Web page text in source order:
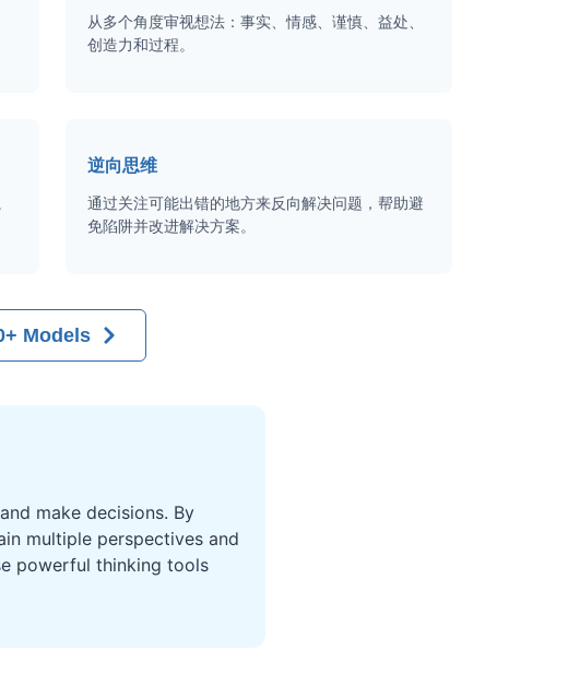
从多个角度审视想法：事实、情感、谨慎、益处、
创造力和过程。
逆向思维
通过关注可能出错的地方来反向解决问题，帮助避
免陷阱并改进解决方案。
Models
make decisions. By
multiple perspectives and
powerful thinking tools